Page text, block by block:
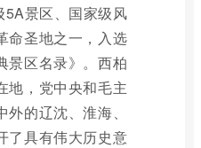
5A景区、国家级风
命圣地之一，入选
景区名录》。西柏
地，党中央和毛主
的辽沈、淮海、
了具有伟大历史意